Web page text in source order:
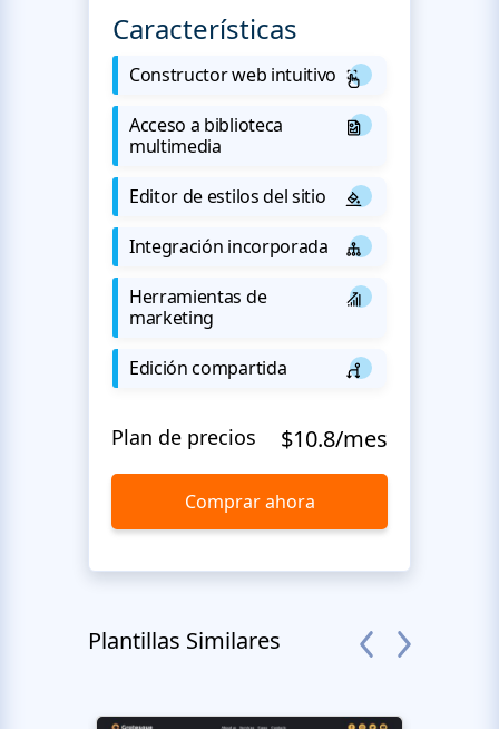
Características
Constructor web intuitivo
Acceso a biblioteca
multimedia
Editor de estilos del sitio
Integración incorporada
Herramientas de
marketing
Edición compartida
Plan de precios $10.8/mes
Comprar ahora
Plantillas Similares